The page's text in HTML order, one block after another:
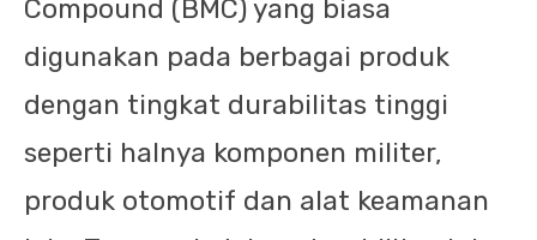
Compound (BMC) yang biasa
digunakan pada berbagai produk
dengan tingkat durabilitas tinggi
seperti halnya komponen militer,
produk otomotif dan alat keamanan